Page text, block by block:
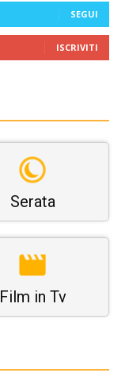
SEGUI
ISCRIVITI
Serata
Film in Tv